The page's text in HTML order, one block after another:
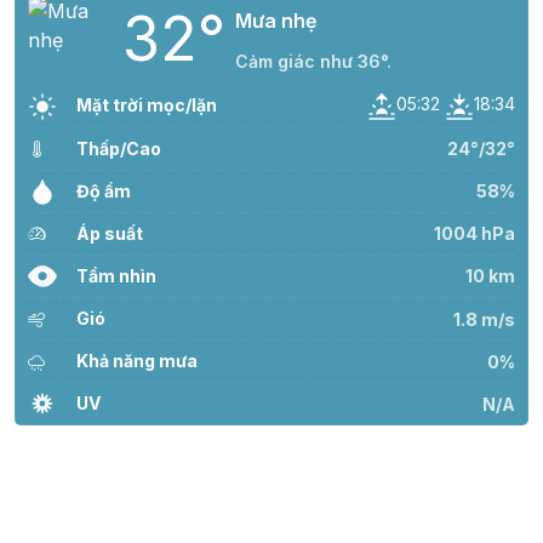
32° Mưa nhẹ
Cảm giác như 36°.
Mặt trời mọc/lặn 05:32 18:34
Thấp/Cao 24°/32°
Độ ẩm 58%
Áp suất 1004 hPa
Tầm nhìn 10 km
Gió 1.8 m/s
Khả năng mưa 0%
UV N/A